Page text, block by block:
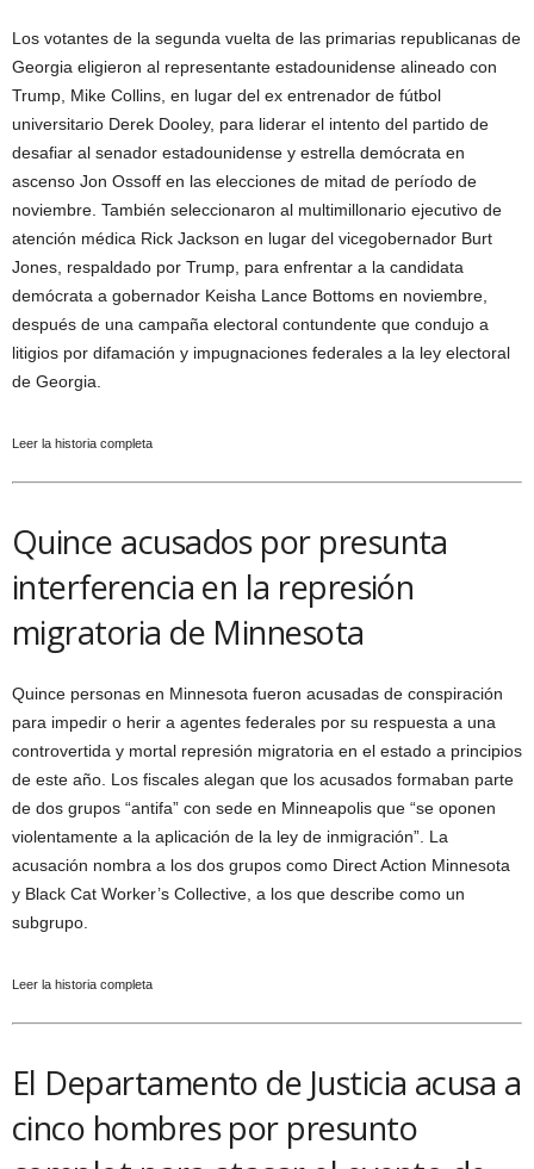
Los votantes de la segunda vuelta de las primarias republicanas de
Georgia eligieron al representante estadounidense alineado con
Trump, Mike Collins, en lugar del ex entrenador de fútbol
universitario Derek Dooley, para liderar el intento del partido de
desafiar al senador estadounidense y estrella demócrata en
ascenso Jon Ossoff en las elecciones de mitad de período de
noviembre. También seleccionaron al multimillonario ejecutivo de
atención médica Rick Jackson en lugar del vicegobernador Burt
Jones, respaldado por Trump, para enfrentar a la candidata
demócrata a gobernador Keisha Lance Bottoms en noviembre,
después de una campaña electoral contundente que condujo a
litigios por difamación y impugnaciones federales a la ley electoral
de Georgia.
Leer la historia completa
Quince acusados ​​por presunta
interferencia en la represión
migratoria de Minnesota
Quince personas en Minnesota fueron acusadas de conspiración
para impedir o herir a agentes federales por su respuesta a una
controvertida y mortal represión migratoria en el estado a principios
de este año. Los fiscales alegan que los acusados ​​formaban parte
de dos grupos “antifa” con sede en Minneapolis que “se oponen
violentamente a la aplicación de la ley de inmigración”. La
acusación nombra a los dos grupos como Direct Action Minnesota
y Black Cat Worker’s Collective, a los que describe como un
subgrupo.
Leer la historia completa
El Departamento de Justicia acusa a
cinco hombres por presunto